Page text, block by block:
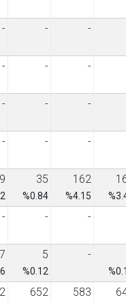
- - -
- - -
- - -
- - -
9 35
%0.84
162
%4.15
- - -
7 5
%0.12
-
652 583